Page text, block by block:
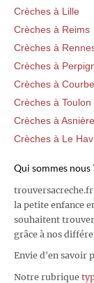
Crèches à Lille
Crèches à Reims
Crèches à
Crèches à
Crèches à
Crèches à Toulon
Crèches à
Crèches à Le
Qui sommes nous
la petite enfance
souhaitent
grâce à nos
Envie d'en savoir
Notre rubrique